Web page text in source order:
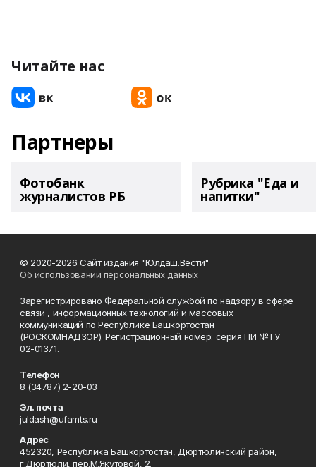
Читайте нас
Партнеры
Фотобанк
журналистов РБ
Рубрика "Еда и
напитки"
© 2020-2026 Сайт издания "Юлдаш.Вести"
Об использовании персональных данных
Зарегистрировано Федеральной службой по надзору в сфере
связи , информационных технологий и массовых
коммуникаций по Республике Башкортостан
(РОСКОМНАДЗОР). Регистрационный номер: серия ПИ №ТУ
02-01371.
Телефон
8 (34787) 2-20-03
Эл. почта
juldash@ufamts.ru
Адрес
452320, Республика Башкортостан, Дюртюлинский район,
г.Дюртюли, пер.М.Якутовой, 2.